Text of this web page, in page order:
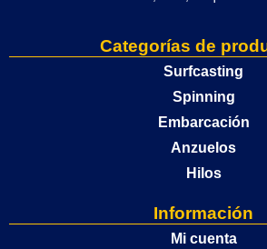
Categorías de
Surfcasting
Spinning
Embarcación
Anzuelos
Hilos
Información
Mi cuenta